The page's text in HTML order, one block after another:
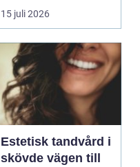
15 juli 2026
Estetisk tandvård i
skövde vägen till